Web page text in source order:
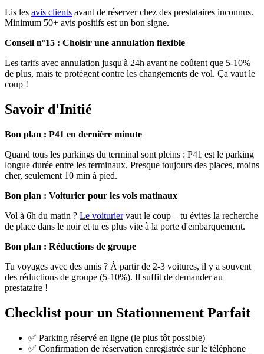
Lis les avis clients avant de réserver chez des prestataires inconnus.
Minimum 50+ avis positifs est un bon signe.
Conseil n°15 : Choisir une annulation flexible
Les tarifs avec annulation jusqu'à 24h avant ne coûtent que 5-10%
de plus, mais te protègent contre les changements de vol. Ça vaut le
coup !
Savoir d'Initié
Bon plan : P41 en dernière minute
Quand tous les parkings du terminal sont pleins : P41 est le parking
longue durée entre les terminaux. Presque toujours des places, moins
cher, seulement 10 min à pied.
Bon plan : Voiturier pour les vols matinaux
Vol à 6h du matin ? Le voiturier vaut le coup – tu évites la recherche
de place dans le noir et tu es plus vite à la porte d'embarquement.
Bon plan : Réductions de groupe
Tu voyages avec des amis ? À partir de 2-3 voitures, il y a souvent
des réductions de groupe (5-10%). Il suffit de demander au
prestataire !
Checklist pour un Stationnement Parfait
✅ Parking réservé en ligne (le plus tôt possible)
✅ Confirmation de réservation enregistrée sur le téléphone